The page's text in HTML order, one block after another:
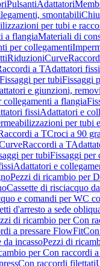
PulsantiAdattatori
smontabili
per tubi e
a flangiaMateriali di
per collegamenti
RiduzioniCurve
a TAdattatori fissi
Fissaggi per tubiFissaggi
e giunzioni,
a flangia
fissiAdattatori e
per tubi
a TCroci a 90
Raccordi a T
per tubiFissaggi per
Adattatori e
Pezzi di ricambio per
Cassette di risciacquo
e comandi per WC
d'arresto a sede
di ricambio per Con
a pressare FlowFit
incassoPezzi di
per Con raccordi a
Con raccordi filettati